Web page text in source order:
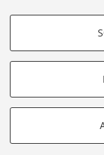
COOKIE DI
FACOLTATIVI
navigazione degli
Privacy e note
Impostazioni
©Copyright 2026